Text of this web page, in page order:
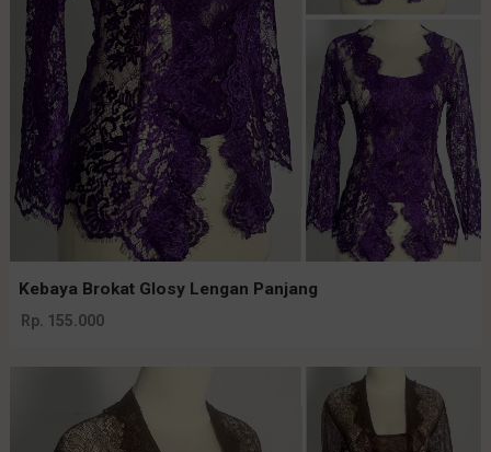
Kebaya Brokat Glosy Lengan Panjang
Rp. 155.000